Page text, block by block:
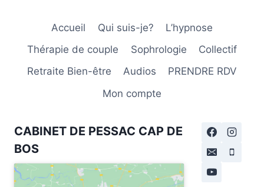
Accueil Qui suis-je?
L’hypnose
Thérapie de couple
Sophrologie
Collectif
Retraite Bien-être
Audios
PRENDRE RDV
Mon compte
CABINET DE PESSAC CAP DE
BOS